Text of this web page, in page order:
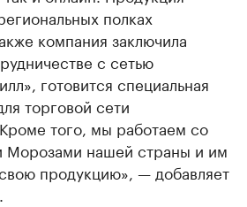
полках
компания заключила
с сетью
готовится специальная
торговой сети
того, мы работаем со
Морозами нашей страны и им
продукцию», — добавляет